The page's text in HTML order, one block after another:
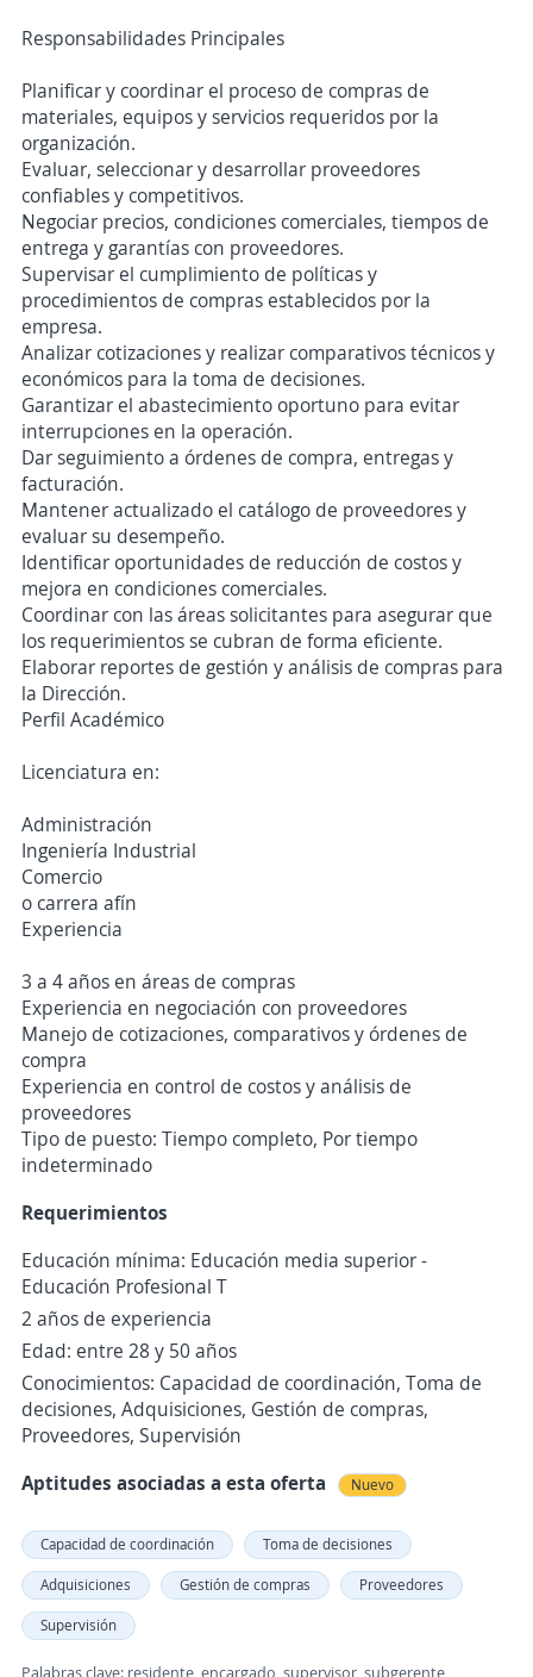
Responsabilidades Principales
Planificar y coordinar el proceso de compras de
materiales, equipos y servicios requeridos por la
organización.
Evaluar, seleccionar y desarrollar proveedores
confiables y competitivos.
Negociar precios, condiciones comerciales, tiempos de
entrega y garantías con proveedores.
Supervisar el cumplimiento de políticas y
procedimientos de compras establecidos por la
empresa.
Analizar cotizaciones y realizar comparativos técnicos y
económicos para la toma de decisiones.
Garantizar el abastecimiento oportuno para evitar
interrupciones en la operación.
Dar seguimiento a órdenes de compra, entregas y
facturación.
Mantener actualizado el catálogo de proveedores y
evaluar su desempeño.
Identificar oportunidades de reducción de costos y
mejora en condiciones comerciales.
Coordinar con las áreas solicitantes para asegurar que
los requerimientos se cubran de forma eficiente.
Elaborar reportes de gestión y análisis de compras para
la Dirección.
Perfil Académico
Licenciatura en:
Administración
Ingeniería Industrial
Comercio
o carrera afín
Experiencia
3 a 4 años en áreas de compras
Experiencia en negociación con proveedores
Manejo de cotizaciones, comparativos y órdenes de
compra
Experiencia en control de costos y análisis de
proveedores
Tipo de puesto: Tiempo completo, Por tiempo
indeterminado
Requerimientos
Educación mínima: Educación media superior -
Educación Profesional T
2 años de experiencia
Edad: entre 28 y 50 años
Conocimientos: Capacidad de coordinación, Toma de
decisiones, Adquisiciones, Gestión de compras,
Proveedores, Supervisión
Aptitudes asociadas a esta oferta
Nuevo
Capacidad de coordinación
Toma de decisiones
Adquisiciones
Gestión de compras
Proveedores
Supervisión
Palabras clave: residente, encargado, supervisor, subgerente,